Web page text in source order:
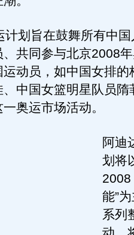
划旨在鼓舞所有中国
共同参与北京2008
动员，如中国女排的
中国女篮明星队员隋
奥运市场活动。
阿迪
划将
2008
能”
系列